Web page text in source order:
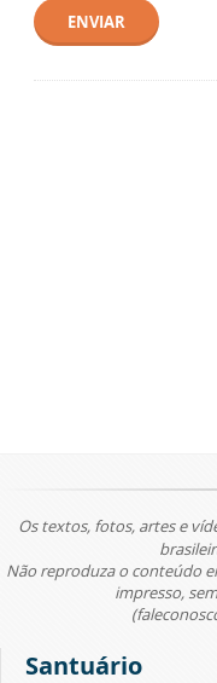
ENVIAR
Os textos, fotos, artes e
Não reproduza o conteúdo
impresso,
Santuário